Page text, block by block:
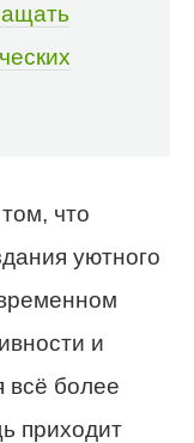
что
уютного
и
всё более
приходит